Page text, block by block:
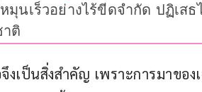
มุนเร็วอย่างไร้ขีดจำกัด ปฏิเส
ติ
เป็นสิ่งสำคัญ เพราะการมาขอ